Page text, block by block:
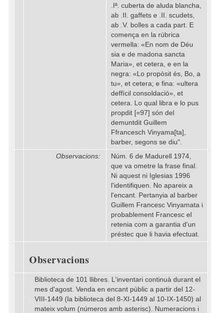
.Iª. cuberta de aluda blancha,
ab .II. gaffets e .II. scudets,
ab .V. bolles a cada part. E
comença en la rúbrica
vermella: «En nom de Déu
sia e de madona sancta
Maria», et cetera, e en la
negra: «Lo propòsit és, Bo, a
tu», et cetera; e fina: «ultera
deffícil consoldació», et
cetera. Lo qual libra e lo pus
propdit [=97] són del
demuntdit Guillem
Ffrancesch Vinyama[ta],
barber, segons se diu".
Observacions:
Núm. 6 de Madurell 1974,
que va ometre la frase final.
Ni aquest ni Iglesias 1996
l'identifiquen. No apareix a
l'encant. Pertanyia al barber
Guillem Francesc Vinyamata i
probablement Francesc el
retenia com a garantia d'un
préstec que li havia efectuat.
Observacions
Biblioteca de 101 llibres. L'inventari continuà durant el
mes d'agost. Venda en encant públic a partir del 12-
VIII-1449 (la biblioteca del 8-XI-1449 al 10-IX-1450) al
mateix volum (números amb asterisc). Numeracions i